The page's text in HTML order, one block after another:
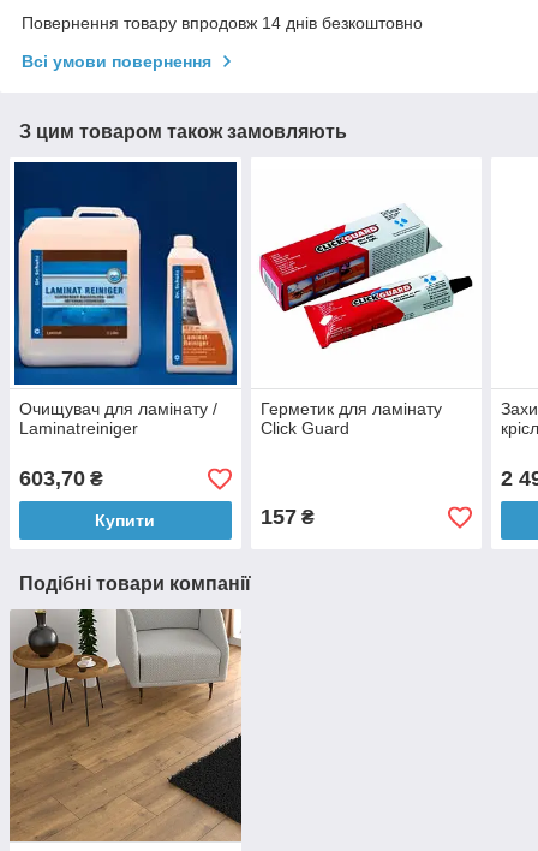
Повернення товару впродовж 14 днів безкоштовно
Всі умови повернення
З цим товаром також замовляють
Очищувач для ламінату /
Laminatreiniger
603,70 ₴
Купити
Герметик для ламінату
Click Guard
157₴
2
Подібні товари компанії